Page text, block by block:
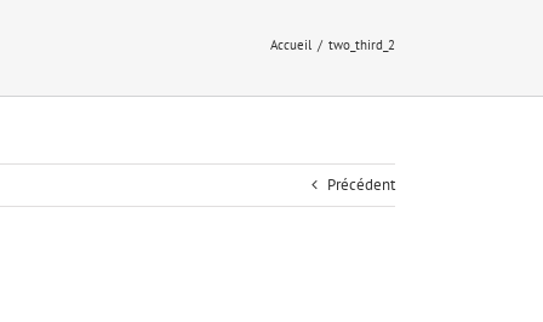
Accueil / two_third_2
Précédent